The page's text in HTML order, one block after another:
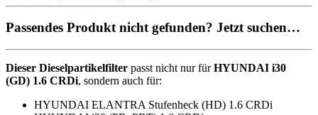
Passendes Produkt nicht gefunden? Jetzt suchen…
Dieser Dieselpartikelfilter passt nicht nur fürHYUNDAI i30
(GD) 1.6 CRDi, sondern auch für:
HYUNDAI ELANTRA Stufenheck (HD) 1.6 CRDi